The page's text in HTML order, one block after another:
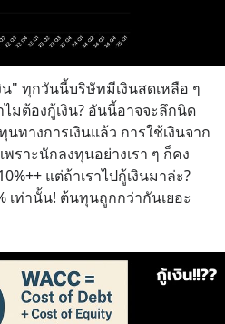
น" ทุกวันนี้บริษัทมีเงินสดเหลือ ๆ
มต้องกู้เงิน? อันนี้อาจจะลึกนิด
ทางการเงินแล้ว การใช้เงินจาก
ราะนักลงทุนอย่างเรา ๆ ก็คง
แต่ถ้าเราไปกู้เงินมาล่ะ?
เท่านั้น! ต้นทุนถูกกว่ากันเยอะ